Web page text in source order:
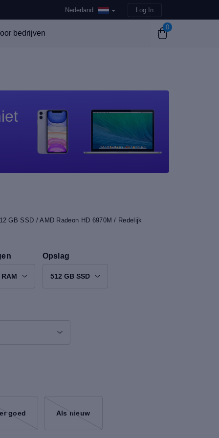
Nederland Log In
bedrijven
0
GB SSD / AMD Radeon HD 6970M / Redelijk
Opslag
512 GB SSD
goed Als nieuw